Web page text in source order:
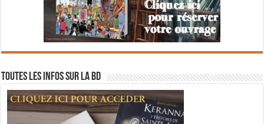
Toutes les infos sur la BD